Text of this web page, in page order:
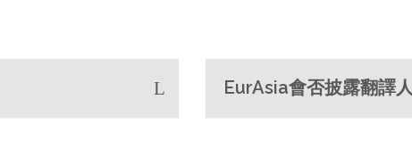
EurAsia會否披露翻譯